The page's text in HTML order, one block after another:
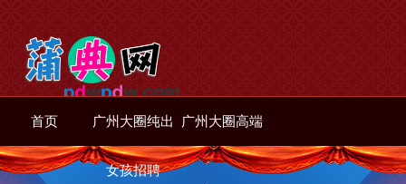
首页 广州大圈纯出
女孩招聘
广州大圈高端